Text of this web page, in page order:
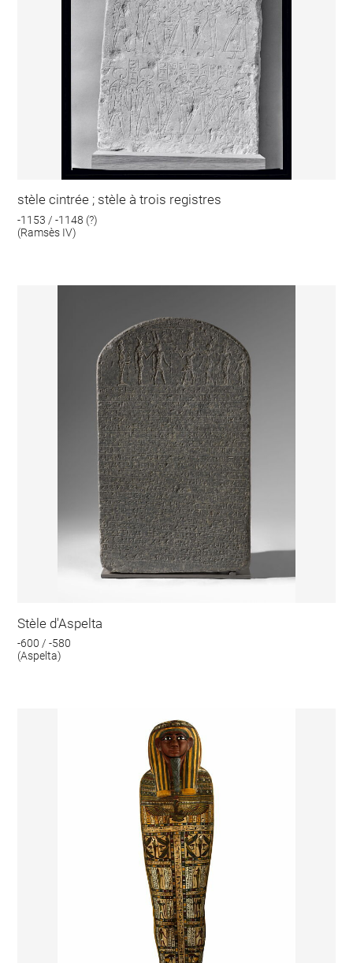
stèle cintrée ; stèle à trois registres
-1153 / -1148 (?)
(Ramsès IV)
Stèle d'Aspelta
-600 / -580
(Aspelta)